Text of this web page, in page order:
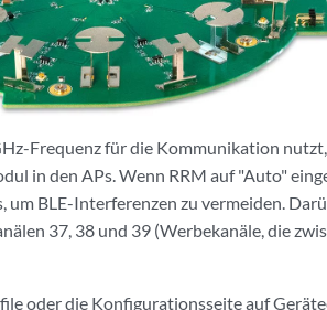
Frequenz für die Kommunikation
in den APs. Wenn RRM auf "Auto"
um BLE-Interferenzen zu vermeiden.
37, 38 und 39 (Werbekanäle, die
oder die Konfigurationsseite auf